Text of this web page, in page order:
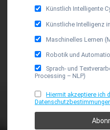
Künstlich Intelligente
Künstliche Intelligenz
Maschinelles Lernen
Robotik und
Sprach- und
Processing – NLP)
Hiermit akzeptiere ich